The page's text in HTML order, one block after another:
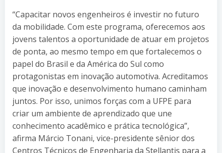
“Capacitar novos engenheiros é investir no futuro
da mobilidade. Com este programa, oferecemos aos
jovens talentos a oportunidade de atuar em projetos
de ponta, ao mesmo tempo em que fortalecemos o
papel do Brasil e da América do Sul como
protagonistas em inovação automotiva. Acreditamos
que inovação e desenvolvimento humano caminham
juntos. Por isso, unimos forças com a UFPE para
criar um ambiente de aprendizado que une
conhecimento acadêmico e prática tecnológica”,
afirma Márcio Tonani, vice-presidente sênior dos
Centros Técnicos de Engenharia da Stellantis para a